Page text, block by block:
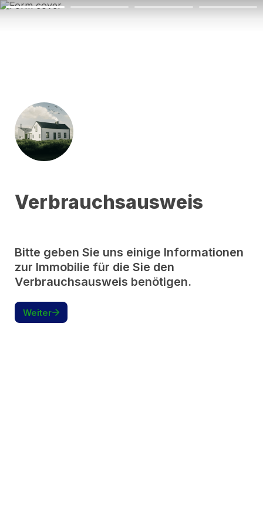
Verbrauchsausweis
Bitte geben Sie uns einige Informationen
zur Immobilie für die Sie den
Verbrauchsausweis benötigen.
Weiter